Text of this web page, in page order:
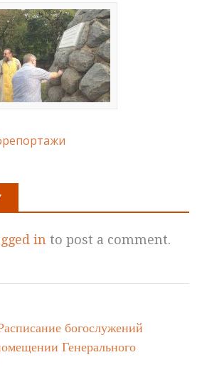
in to post a comment.
богослужений
Генерального